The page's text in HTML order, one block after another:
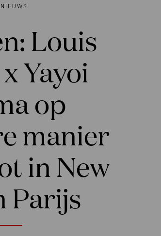
Louis
Yayoi
op
manier
in New
Parijs